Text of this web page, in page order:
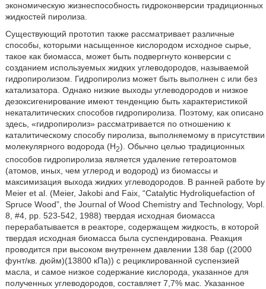
экономическую жизнеспособность гидроконверсии традиционных
жидкостей пиролиза.
Существующий прототип также рассматривает различные
способы, которыми насыщенное кислородом исходное сырье,
такое как биомасса, может быть подвергнуто конверсии с
созданием используемых жидких углеводородов, называемой
гидропиролизом. Гидропиролиз может быть выполнен с или без
катализатора. Однако низкие выходы углеводородов и низкое
дезоксигенирование имеют тенденцию быть характеристикой
некаталитических способов гидропиролиза. Поэтому, как описано
здесь, «гидропиролиз» рассматривается по отношению к
каталитическому способу пиролиза, выполняемому в присутствии
молекулярного водорода (Н2). Обычно целью традиционных
способов гидропиролиза является удаление гетероатомов
(атомов, иных, чем углерод и водород) из биомассы и
максимизация выхода жидких углеводородов. В ранней работе by
Meier et al. (Meier, Jakobi and Faix, “Catalytic Hydroliquefaction of
Spruce Wood”, the Journal of Wood Chemistry and Technology, Vopl.
8, #4, pp. 523-542, 1988) твердая исходная биомасса
перерабатывается в реакторе, содержащем жидкость, в которой
твердая исходная биомасса была суспендирована. Реакция
проводится при высоком внутреннем давлении 138 бар ((2000
фунт/кв. дюйм)(13800 кПа)) с рециклированной суспензией
масла, и самое низкое содержание кислорода, указанное для
полученных углеводородов, составляет 7,7% мас. Указанное